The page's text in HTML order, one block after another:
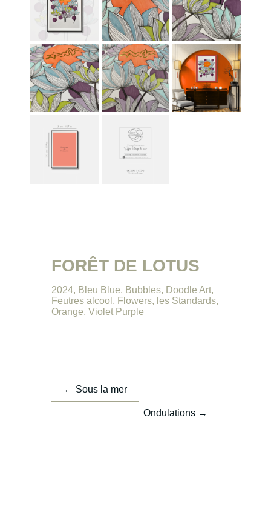
FORÊT DE LOTUS
2024, Bleu Blue, Bubbles, Doodle Art,
Feutres alcool , Flowers, les Standards,
Orange, Violet Purple
← Sous la mer
Ondulations →